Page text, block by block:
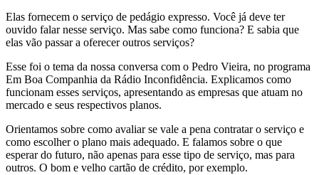
Elas fornecem o serviço de pedágio expresso. Você já deve ter
ouvido falar nesse serviço. Mas sabe como funciona? E sabia que
elas vão passar a oferecer outros serviços?
Esse foi o tema da nossa conversa com o Pedro Vieira, no programa
Em Boa Companhia da Rádio Inconfidência. Explicamos como
funcionam esses serviços, apresentando as empresas que atuam no
mercado e seus respectivos planos.
Orientamos sobre como avaliar se vale a pena contratar o serviço e
como escolher o plano mais adequado. E falamos sobre o que
esperar do futuro, não apenas para esse tipo de serviço, mas para
outros. O bom e velho cartão de crédito, por exemplo.